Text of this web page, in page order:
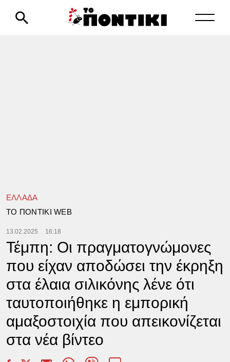
ΕΛΛΑΔΑ
TΟ ΠΟΝΤΙΚΙ WEB
13.02.2025 16:18
Τέμπη: Οι πραγματογνώμονες
που είχαν αποδώσει την έκρηξη
στα έλαια σιλικόνης λένε ότι
ταυτοποιήθηκε η εμπορική
αμαξοστοιχία που απεικονίζεται
στα νέα βίντεο